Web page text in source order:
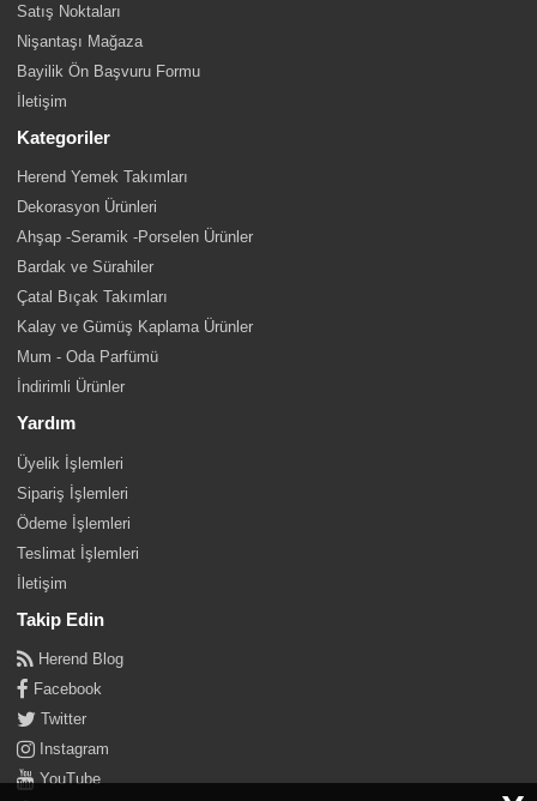
Satış Noktaları
Nişantaşı Mağaza
Bayilik Ön Başvuru Formu
İletişim
Kategoriler
Herend Yemek Takımları
Dekorasyon Ürünleri
Ahşap -Seramik -Porselen Ürünler
Bardak ve Sürahiler
Çatal Bıçak Takımları
Kalay ve Gümüş Kaplama Ürünler
Mum - Oda Parfümü
İndirimli Ürünler
Yardım
Üyelik İşlemleri
Sipariş İşlemleri
Ödeme İşlemleri
Teslimat İşlemleri
İletişim
Takip Edin
Herend Blog
Facebook
Twitter
Instagram
YouTube